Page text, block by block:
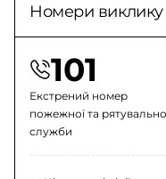
Номери виклику
101
Екстрений номер
пожежної та
служби